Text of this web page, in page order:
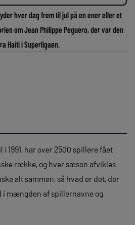
hver dag frem til jul på en ener eller et
om Jean Philippe Peguero, der var den
Haiti i Superligaen.
1991, har over 2500 spillere fået
række, og hver sæson afvikles
alt sammen, så hvad er det, der
i mængden af spillernavne og